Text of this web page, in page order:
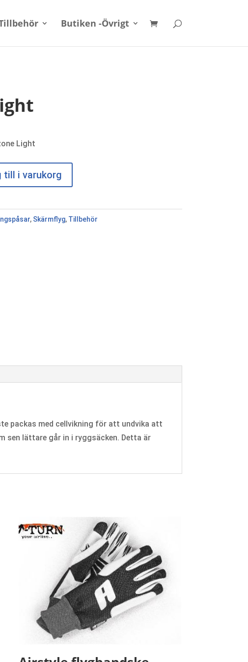
Butiken -Övrigt
Light
till i varukorg
, Skärmflyg, Tillbehör
packas med cellvikning för att undvika att
sen lättare går in i ryggsäcken. Detta är